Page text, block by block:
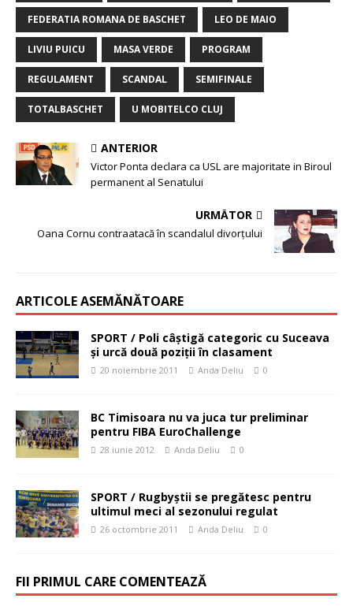
FEDERATIA ROMANA DE BASCHET LEO DE MAIO
LIVIU PUICU MASA VERDE PROGRAM
REGULAMENT SCANDAL SEMIFINALE
TOTALBASCHET U MOBITELCO CLUJ
ANTERIOR
Victor Ponta declara ca USL are majoritate in Biroul
permanent al Senatului
URMĂTOR
Oana Cornu contraatacă în scandalul divorţului
ARTICOLE ASEMĂNĂTOARE
SPORT / Poli câştigă categoric cu Suceava
şi urcă două poziţii în clasament
20 noiembrie 2011 Anda Deliu 0
BC Timisoara nu va juca tur preliminar
pentru FIBA EuroChallenge
28 iunie 2012 Anda Deliu 0
SPORT / Rugbyştii se pregătesc pentru
ultimul meci al sezonului regulat
26 octombrie 2011 Anda Deliu 0
FII PRIMUL CARE COMENTEAZĂ